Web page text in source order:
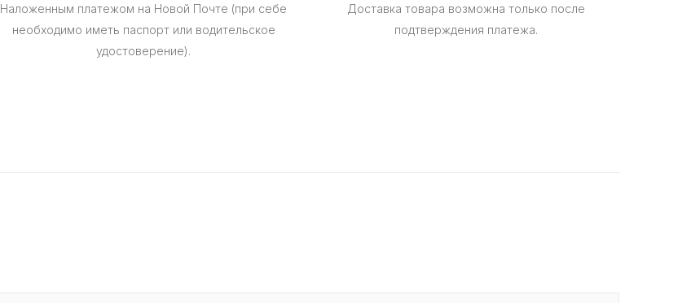
Наложенным платежом на Новой Почте (при себе
необходимо иметь паспорт или водительское
удостоверение).
Доставка товара возможна только после
подтверждения платежа.